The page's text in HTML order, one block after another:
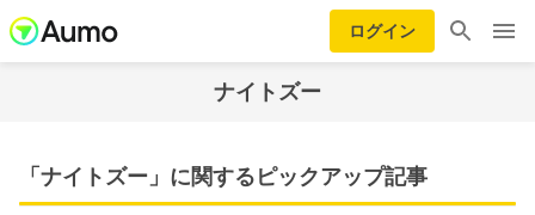
ログイン
ナイトズー
「ナイトズー」に関するピックアップ記事